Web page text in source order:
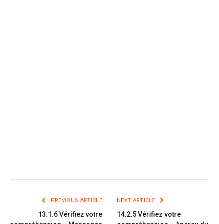
PREVIOUS ARTICLE
13.1.6 Vérifiez votre
NEXT ARTICLE
14.2.5 Vérifiez votre